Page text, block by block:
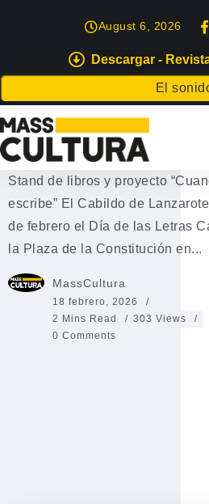
Descargar -
El sonido de
August 6, 2026
EVENTOS
Día de las Letras
en Lanzarote
Stand de libros y proyecto
escribe” El Cabildo de
de febrero el Día de las Letras
la Plaza de la Constitución en...
MassCultura
18 febrero, 2026
2 Mins Read
303 Views
0 Comments